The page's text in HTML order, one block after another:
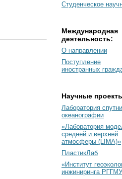
Студенческое
Международная
деятельность:
О направлении
Поступление
иностранных
Научные
Лаборатория
океанографии
«Лаборатория
средней и верхней
атмосферы (LIMA)»
ПластикЛаб
«Институт
инжиниринга